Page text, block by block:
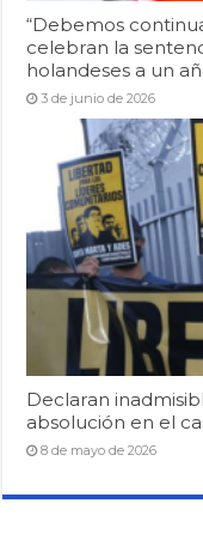
“Debemos
celebran la
holandeses a un
3 de junio de 2026
Declaran
absolución en el
8 de mayo de 2026